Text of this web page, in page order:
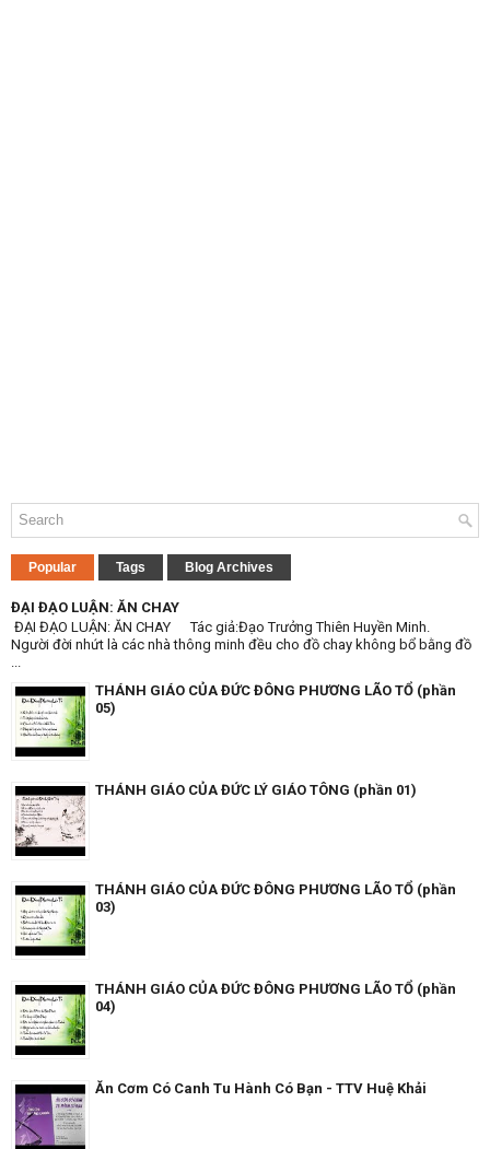
Popular Tags Blog Archives
ĐẠI ĐẠO LUẬN: ĂN CHAY
ĐẠI ĐẠO LUẬN: ĂN CHAY Tác giả:Đạo Trưởng Thiên Huyền Minh.
Người đời nhứt là các nhà thông minh đều cho đồ chay không bổ bằng đồ
...
THÁNH GIÁO CỦA ĐỨC ĐÔNG PHƯƠNG LÃO TỔ (phần
05)
THÁNH GIÁO CỦA ĐỨC LÝ GIÁO TÔNG (phần 01)
THÁNH GIÁO CỦA ĐỨC ĐÔNG PHƯƠNG LÃO TỔ (phần
03)
THÁNH GIÁO CỦA ĐỨC ĐÔNG PHƯƠNG LÃO TỔ (phần
04)
Ăn Cơm Có Canh Tu Hành Có Bạn - TTV Huệ Khải